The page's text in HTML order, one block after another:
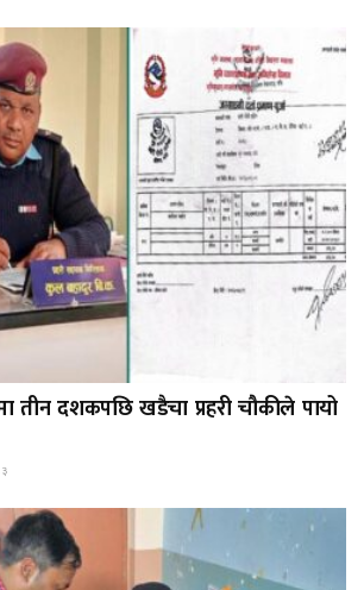
तीन दशकपछि खडैचा प्रहरी चौकीले पायो